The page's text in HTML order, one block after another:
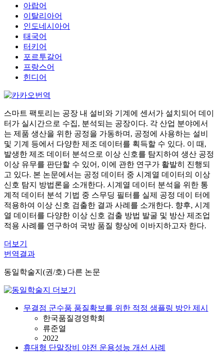
아랍어
이탈리아어
인도네시아어
태국어
터키어
포르투갈어
프랑스어
힌디어
스마트 팩토리는 공장 내 설비와 기계에 센서가 설치되어 데이
터가 실시간으로 수집, 분석되는 공장이다. 각 산업 분야에서
는 제품 생산을 위한 공정을 가동하며, 공정에 사용하는 설비
및 기계 등에서 다양한 제조 데이터를 획득할 수 있다. 이 때,
발생한 제조 데이터 분석으로 이상 신호를 탐지하여 생산 공정
이상 유무를 판단할 수 있어, 이에 관한 연구가 활발히 진행되
고 있다. 본 논문에서는 공정 데이터 중 시계열 데이터의 이상
신호 탐지 방법론을 소개한다. 시계열 데이터 분석을 위한 통
계적 데이터 분석 기법 중 스무딩 필터를 실제 공정 데이 터에
적용하여 이상 신호 검출한 결과 사례를 소개한다. 향후, 시계
열 데이터를 다양한 이상 신호 검출 방법 발굴 및 방산 제조업
적용 사례를 연구하여 국방 품질 향상에 이바지하고자 한다.
더보기
번역결과
동일학술지(권/호) 다른 논문
무결점 군수품 품질확보를 위한 적정 샘플링 방안 제시
한국품질경영학회
류준열
2022
휴대형 단말장비 야전 운용성능 개선 사례